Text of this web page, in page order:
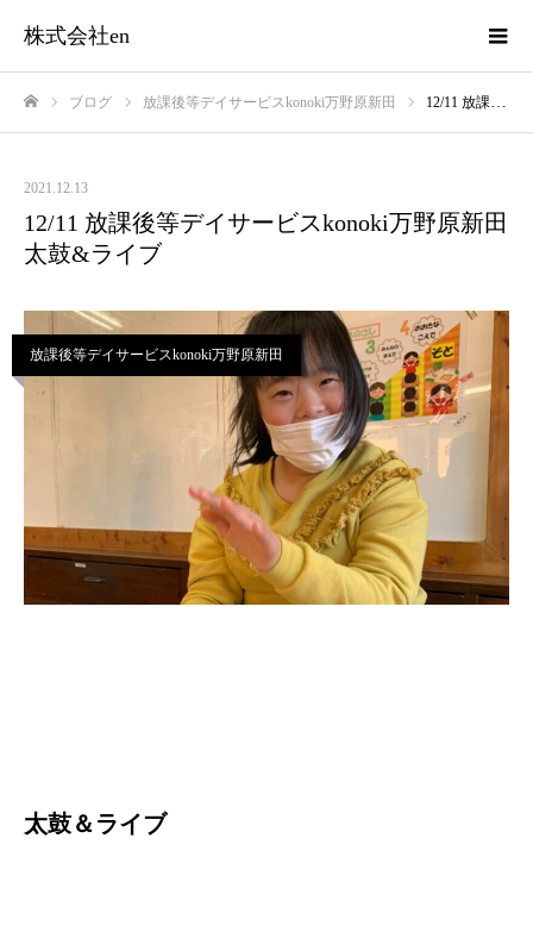
株式会社en
ブログ 放課後等デイサービスkonoki万野原新田 12/11 放課後等デイサービスkonoki万野原新田 太鼓&ライブ
2021.12.13
12/11 放課後等デイサービスkonoki万野原新田
太鼓&ライブ
放課後等デイサービスkonoki万野原新田
太鼓＆ライブ